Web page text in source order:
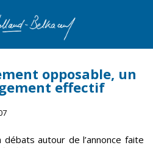
opposable, un
effectif
autour de l’annonce faite